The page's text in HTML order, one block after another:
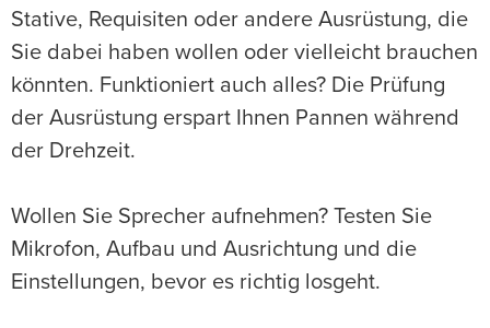
Stative, Requisiten oder andere Ausrüstung, die
Sie dabei haben wollen oder vielleicht brauchen
könnten. Funktioniert auch alles? Die Prüfung
der Ausrüstung erspart Ihnen Pannen während
der Drehzeit.
Wollen Sie Sprecher aufnehmen? Testen Sie
Mikrofon, Aufbau und Ausrichtung und die
Einstellungen, bevor es richtig losgeht.